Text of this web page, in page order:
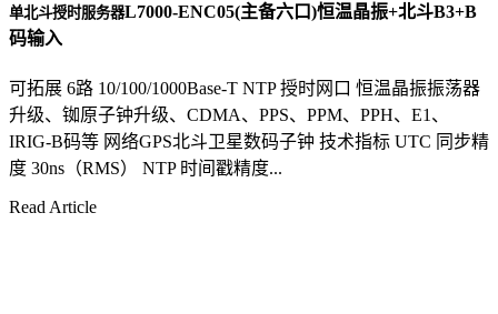
单北斗授时服务器L7000-ENC05(主备六口)恒温晶振+北斗B3+B
码输入
可拓展 6路 10/100/1000Base-T NTP 授时网口 恒温晶振振荡器
升级、铷原子钟升级、CDMA、PPS、PPM、PPH、E1、
IRIG-B码等 网络GPS北斗卫星数码子钟 技术指标 UTC 同步精
度 30ns（RMS） NTP 时间戳精度...
Read Article